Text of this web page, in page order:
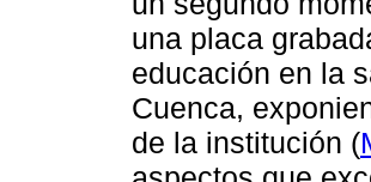
una placa
educación en la
Cuenca,
de la institución (